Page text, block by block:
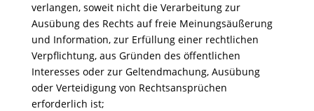
verlangen, soweit nicht die Verarbeitung zur
Ausübung des Rechts auf freie Meinungsäußerung
und Information, zur Erfüllung einer rechtlichen
Verpflichtung, aus Gründen des öffentlichen
Interesses oder zur Geltendmachung, Ausübung
oder Verteidigung von Rechtsansprüchen
erforderlich ist;